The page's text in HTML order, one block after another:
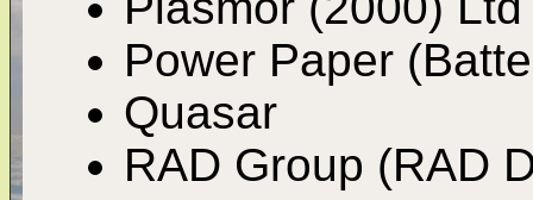
Power Paper
Quasar
RAD Group (RAD